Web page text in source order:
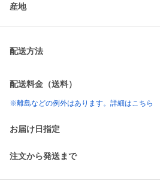
産地
配送方法
配送料金（送料）
※離島などの例外はあります。詳細はこちら
お届け日指定
注文から発送まで